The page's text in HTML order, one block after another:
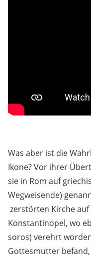
Was aber ist die
Ikone? Vor ihrer
sie in Rom auf
Wegweisende)
zerstörten Kirche
Konstantinopel, wo
soros) verehrt
Gottesmutter